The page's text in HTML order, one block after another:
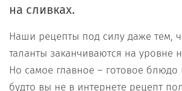
на сливках.
Наши рецепты под силу даже тем,
таланты заканчиваются на уровне
Но самое главное – готовое блюдо
будто вы не в интернете рецепт